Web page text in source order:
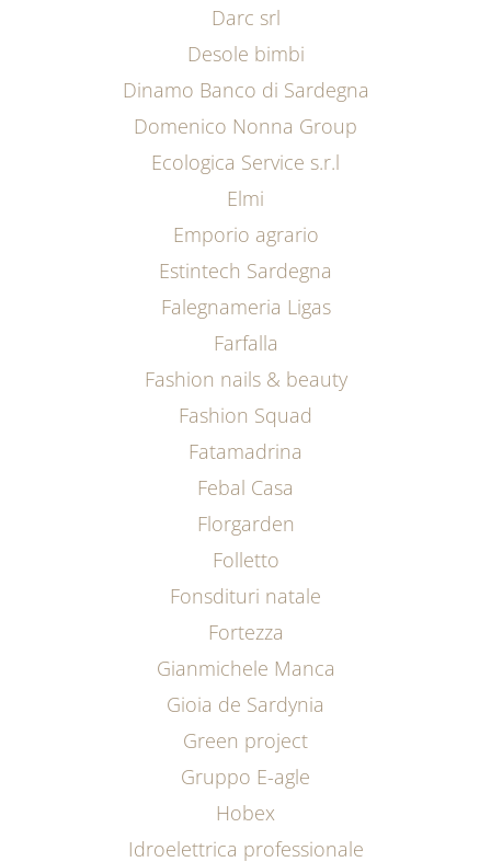
Darc srl
Desole bimbi
Dinamo Banco di Sardegna
Domenico Nonna Group
Ecologica Service s.r.l
Elmi
Emporio agrario
Estintech Sardegna
Falegnameria Ligas
Farfalla
Fashion nails & beauty
Fashion Squad
Fatamadrina
Febal Casa
Florgarden
Folletto
Fonsdituri natale
Fortezza
Gianmichele Manca
Gioia de Sardynia
Green project
Gruppo E-agle
Hobex
Idroelettrica professionale